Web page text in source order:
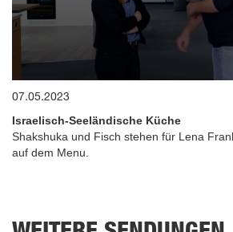
seconds
9
minutes,
4
07.05.2023
Israelisch-Seeländische Küche
Shakshuka und Fisch stehen für Lena
auf dem Menu.